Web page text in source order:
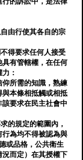
由行使其各自的宗
得要求任何人接受
有管轄權，在任何
：
所需的知識，熟練
本條相抵觸或相抵
要求在民主社會中
的規定的範圍內，
為均不得被認為與
或品格，公共衛生
而定）在其授權下